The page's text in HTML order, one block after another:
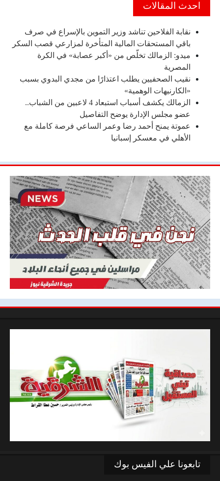
احدث المقالات
نقابة الفلاحين تناشد وزير التموين بالإسراع في صرف
باقي المستحقات المالية المتأخرة لمزارعي قصب السكر
ميدو: الزمالك تخلّص من «أكبر عصابة» في الكرة
المصرية
نقيب الصحفيين يطلب اعتذارًا من مجدي البدوي بسبب
«الكارنيهات الوهمية»
الزمالك يكشف أسباب استبعاد 4 لاعبين من الشباب..
عضو مجلس الإدارة يوضح التفاصيل
عموتة يمنح أحمد رضا وعمر الساعي فرصة كاملة مع
الأهلي في معسكر إسبانيا
تابعونا علي الفيس بوك